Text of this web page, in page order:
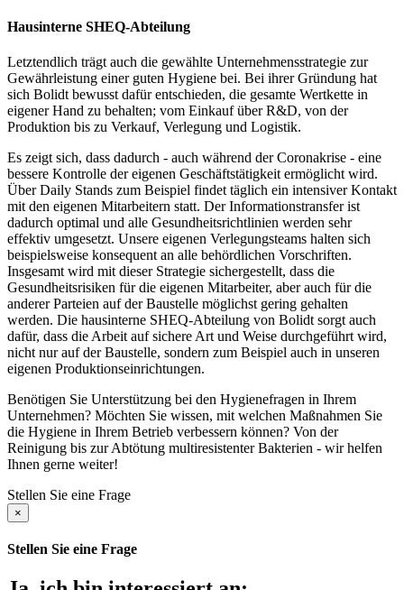
Hausinterne SHEQ-Abteilung
Letztendlich trägt auch die gewählte Unternehmensstrategie zur
Gewährleistung einer guten Hygiene bei. Bei ihrer Gründung hat
sich Bolidt bewusst dafür entschieden, die gesamte Wertkette in
eigener Hand zu behalten; vom Einkauf über R&D, von der
Produktion bis zu Verkauf, Verlegung und Logistik.
Es zeigt sich, dass dadurch - auch während der Coronakrise - eine
bessere Kontrolle der eigenen Geschäftstätigkeit ermöglicht wird.
Über Daily Stands zum Beispiel findet täglich ein intensiver Kontakt
mit den eigenen Mitarbeitern statt. Der Informationstransfer ist
dadurch optimal und alle Gesundheitsrichtlinien werden sehr
effektiv umgesetzt. Unsere eigenen Verlegungsteams halten sich
beispielsweise konsequent an alle behördlichen Vorschriften.
Insgesamt wird mit dieser Strategie sichergestellt, dass die
Gesundheitsrisiken für die eigenen Mitarbeiter, aber auch für die
anderer Parteien auf der Baustelle möglichst gering gehalten
werden. Die hausinterne SHEQ-Abteilung von Bolidt sorgt auch
dafür, dass die Arbeit auf sichere Art und Weise durchgeführt wird,
nicht nur auf der Baustelle, sondern zum Beispiel auch in unseren
eigenen Produktionseinrichtungen.
Benötigen Sie Unterstützung bei den Hygienefragen in Ihrem
Unternehmen? Möchten Sie wissen, mit welchen Maßnahmen Sie
die Hygiene in Ihrem Betrieb verbessern können? Von der
Reinigung bis zur Abtötung multiresistenter Bakterien - wir helfen
Ihnen gerne weiter!
Stellen Sie eine Frage
×
Stellen Sie eine Frage